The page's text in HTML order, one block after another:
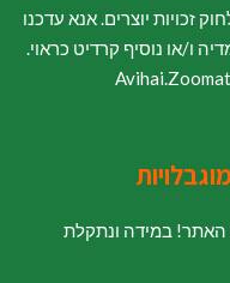
בו שימוש עפ"י סעיף 27א' לחוק זכויות יוצרים. אנא עדכנו
ו/או נוסיף קרדיט כראוי.
במידה ונתקלת